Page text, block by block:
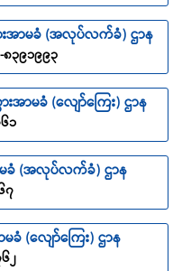
ားအာမခံ (အလုပ်လက်ခံ) ဌာန
၈၃၉၁၉၉၃
းအာမခံ (လျော်ကြေး) ဌာန
၁
ာမခံ (အလုပ်လက်ခံ) ဌာန
၇
မခံ (လျော်ကြေး) ဌာန
၂